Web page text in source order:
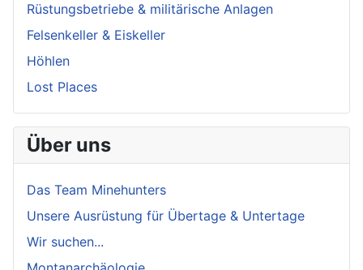
Rüstungsbetriebe & militärische Anlagen
Felsenkeller & Eiskeller
Höhlen
Lost Places
Über uns
Das Team Minehunters
Unsere Ausrüstung für Übertage & Untertage
Wir suchen...